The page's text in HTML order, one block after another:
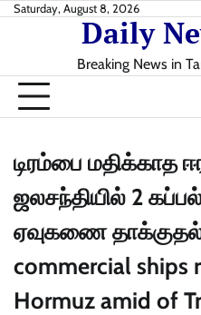
SkipSaturday, August 8, 2026
Daily
Breaking News in
டிரம்பை மதிக்காத
ஜலசந்தியில் 2
ஏவுகணை
commercial ships
Hormuz amid of